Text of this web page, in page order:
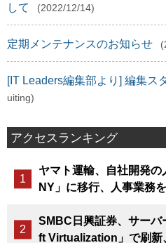
して
(2022/12/14)
定期メンテナンスのお知らせ
[IT Leaders編集部より] 編集ス
uiting)
アクセスランキング
ヤマト運輸、自社開発
NY」に移行、人事業務
SMBC日興証券、サー
ft Virtualization」で刷新